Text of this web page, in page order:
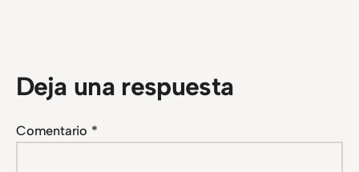
Deja una respuesta
Comentario *